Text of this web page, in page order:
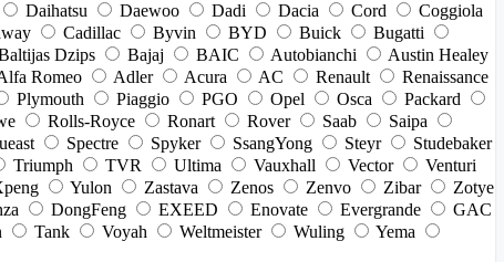
Daihatsu Daewoo Dadi Dacia Cord
Coggiola
Cadillac Byvin BYD Buick
Bugatti
Dzips Bajaj BAIC Autobianchi
Austin Healey
Romeo Adler Acura AC Renault
Renaissance
Plymouth Piaggio PGO Opel Osca
Packard
Rolls-Royce Ronart Rover Saab
Saipa
Spectre Spyker SsangYong Steyr
Studebaker
Triumph TVR Ultima Vauxhall Vector
Venturi
Yulon Zastava Zenos Zenvo Zibar
Zotye
DongFeng EXEED Enovate Evergrande
GAC
Tank Voyah Weltmeister Wuling
Yema